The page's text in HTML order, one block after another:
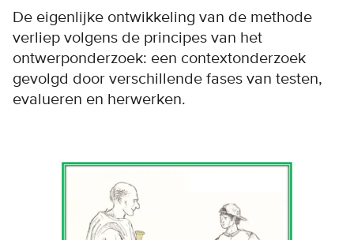
De eigenlijke ontwikkeling van de methode
verliep volgens de principes van het
ontwerponderzoek: een contextonderzoek
gevolgd door verschillende fases van testen,
evalueren en herwerken.